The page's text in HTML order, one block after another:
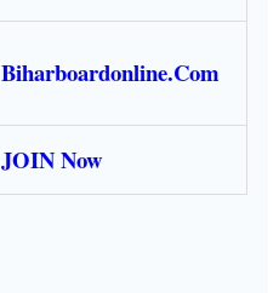
Biharboardonline.Com
JOIN Now